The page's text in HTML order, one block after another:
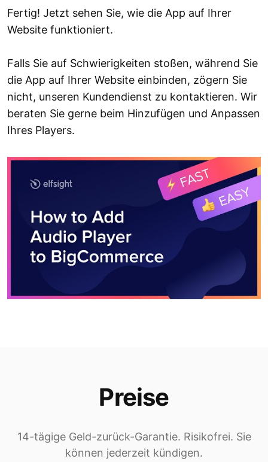
Fertig! Jetzt sehen Sie, wie die App auf Ihrer
Website funktioniert.
Falls Sie auf Schwierigkeiten stoßen, während Sie
die App auf Ihrer Website einbinden, zögern Sie
nicht, unseren Kundendienst zu kontaktieren. Wir
beraten Sie gerne beim Hinzufügen und Anpassen
Ihres Players.
Preise
14-tägige Geld-zurück-Garantie. Risikofrei. Sie
können jederzeit kündigen.